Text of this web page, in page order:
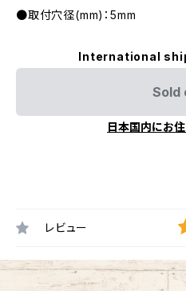
●取付穴径(mm)：5mm
International
Sold
日本国内にお
レビュー